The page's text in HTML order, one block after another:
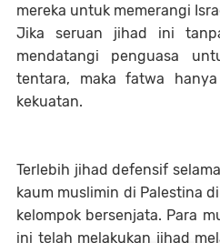
mereka untuk memerangi
Jika seruan jihad ini
mendatangi penguasa
tentara, maka fatwa
kekuatan.
Terlebih jihad defensif
kaum muslimin di Palestina
kelompok bersenjata. Para
ini telah melakukan jihad